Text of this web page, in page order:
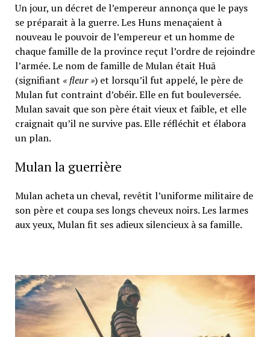
Un jour, un décret de l’empereur annonça que le pays
se préparait à la guerre. Les Huns menaçaient à
nouveau le pouvoir de l’empereur et un homme de
chaque famille de la province reçut l’ordre de rejoindre
l’armée. Le nom de famille de Mulan était Huā
(signifiant « fleur ») et lorsqu’il fut appelé, le père de
Mulan fut contraint d’obéir. Elle en fut bouleversée.
Mulan savait que son père était vieux et faible, et elle
craignait qu’il ne survive pas. Elle réfléchit et élabora
un plan.
Mulan la guerrière
Mulan acheta un cheval, revêtit l’uniforme militaire de
son père et coupa ses longs cheveux noirs. Les larmes
aux yeux, Mulan fit ses adieux silencieux à sa famille.